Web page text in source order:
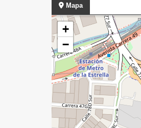
Mapa
+
−